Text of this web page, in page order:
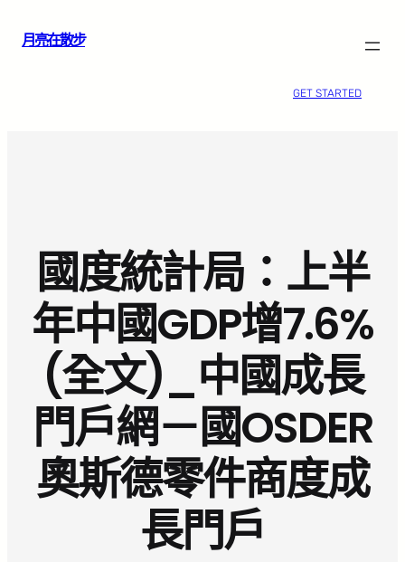
月亮在散步
GET STARTED
國度統計局：上半
年中國GDP增7.6%
(全文)_中國成長
門戶網－國OSDER
奧斯德零件商度成
長門戶